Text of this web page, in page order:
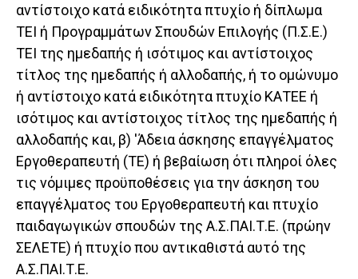
αντίστοιχο κατά ειδικότητα πτυχίο ή δίπλωμα
ΤΕΙ ή Προγραμμάτων Σπουδών Επιλογής (Π.Σ.Ε.)
ΤΕΙ της ημεδαπής ή ισότιμος και αντίστοιχος
τίτλος της ημεδαπής ή αλλοδαπής, ή το ομώνυμο
ή αντίστοιχο κατά ειδικότητα πτυχίο ΚΑΤΕΕ ή
ισότιμος και αντίστοιχος τίτλος της ημεδαπής ή
αλλοδαπής και, β) 'Άδεια άσκησης επαγγέλματος
Εργοθεραπευτή (ΤΕ) ή βεβαίωση ότι πληροί όλες
τις νόμιμες προϋποθέσεις για την άσκηση του
επαγγέλματος του Εργοθεραπευτή και πτυχίο
παιδαγωγικών σπουδών της Α.Σ.ΠΑΙ.Τ.Ε. (πρώην
ΣΕΛΕΤΕ) ή πτυχίο που αντικαθιστά αυτό της
Α.Σ.ΠΑΙ.Τ.Ε.